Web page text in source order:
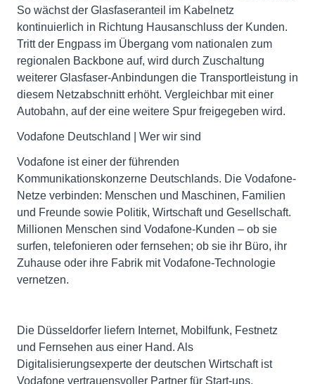
So wächst der Glasfaseranteil im Kabelnetz
kontinuierlich in Richtung Hausanschluss der Kunden.
Tritt der Engpass im Übergang vom nationalen zum
regionalen Backbone auf, wird durch Zuschaltung
weiterer Glasfaser-Anbindungen die Transportleistung in
diesem Netzabschnitt erhöht. Vergleichbar mit einer
Autobahn, auf der eine weitere Spur freigegeben wird.
Vodafone Deutschland | Wer wir sind
Vodafone ist einer der führenden
Kommunikationskonzerne Deutschlands. Die Vodafone-
Netze verbinden: Menschen und Maschinen, Familien
und Freunde sowie Politik, Wirtschaft und Gesellschaft.
Millionen Menschen sind Vodafone-Kunden – ob sie
surfen, telefonieren oder fernsehen; ob sie ihr Büro, ihr
Zuhause oder ihre Fabrik mit Vodafone-Technologie
vernetzen.
Die Düsseldorfer liefern Internet, Mobilfunk, Festnetz
und Fernsehen aus einer Hand. Als
Digitalisierungsexperte der deutschen Wirtschaft ist
Vodafone vertrauensvoller Partner für Start-ups,